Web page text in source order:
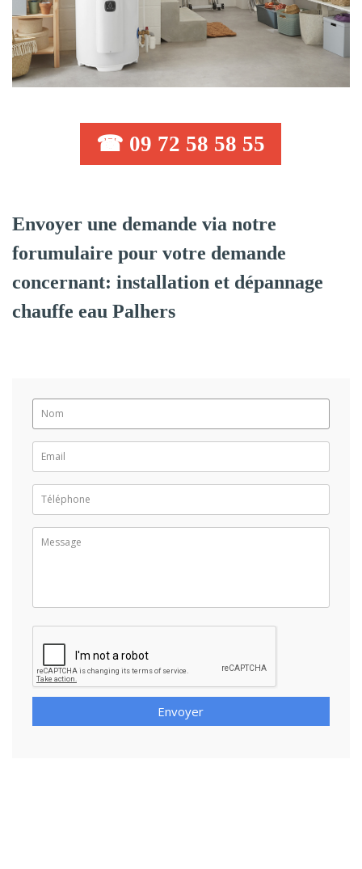
☎ 09 72 58 58 55
Envoyer une demande via notre
forumulaire pour votre demande
concernant: installation et dépannage
chauffe eau Palhers
Envoyer